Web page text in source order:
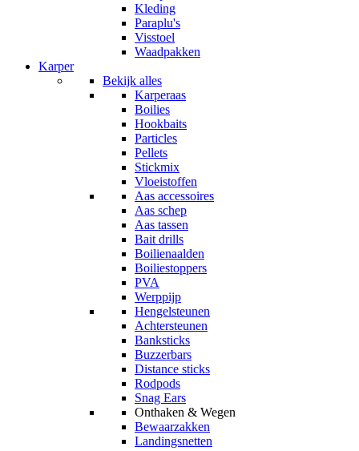
Kleding
Paraplu's
Visstoel
Waadpakken
Karper
Bekijk alles
Karperaas
Boilies
Hookbaits
Particles
Pellets
Stickmix
Vloeistoffen
Aas accessoires
Aas schep
Aas tassen
Bait drills
Boilienaalden
Boiliestoppers
PVA
Werppijp
Hengelsteunen
Achtersteunen
Banksticks
Buzzerbars
Distance sticks
Rodpods
Snag Ears
Onthaken & Wegen
Bewaarzakken
Landingsnetten